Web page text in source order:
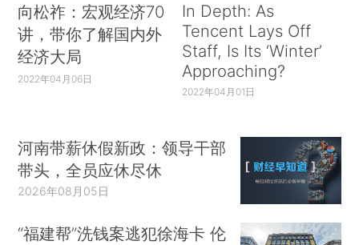
向松祚：宏观经济70
讲，带你了解国内外
经济大局
2022年04月06日
In Depth: As
Tencent Lays Off
Staff, Is Its ‘Winter’
Approaching?
2022年04月01日
河南带薪休假新政：领导干部
带头，全员应休尽休
2026年08月05日
“福建帮”洗钱案逃犯徐海卡 伦